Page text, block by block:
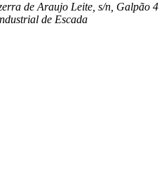
de Araujo Leite, s/n, Galpão 4
de Escada